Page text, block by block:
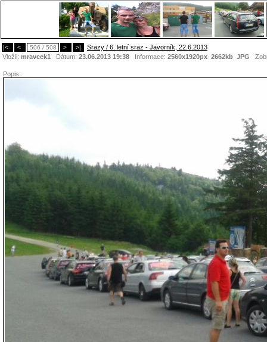
|< < 506 / 508 > >|
Srazy / 6. letní sraz - Javorník, 22.6.2013
Vložil: mravcek1 Dátum: 23.06.2013 19:38 Informace: 2560x1920px 2662kb JPG
Popis: